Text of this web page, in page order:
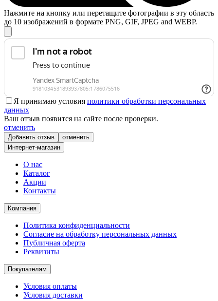
Нажмите на кнопку или перетащите фотографии в эту область
до 10 изображений в формате PNG, GIF, JPEG and WEBP.
Я принимаю условия политики обработки персональных
данных
Ваш отзыв появится на сайте после проверки.
отменить
отменить
Интернет-магазин
О нас
Каталог
Акции
Контакты
Компания
Политика конфиденциальности
Согласие на обработку персональных данных
Публичная оферта
Реквизиты
Покупателям
Условия оплаты
Условия доставки